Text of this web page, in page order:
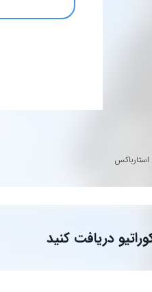
استارباکس
دریافت کنید